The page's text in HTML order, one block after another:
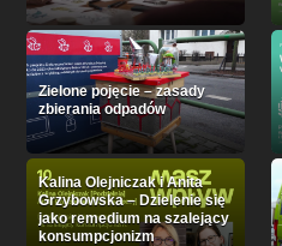
Zielone pojęcie – zasady
zbierania odpadów
Kalina Olejniczak i Anita
Grzybowska – Dzielenie się
jako remedium na szalejący
konsumpcjonizm